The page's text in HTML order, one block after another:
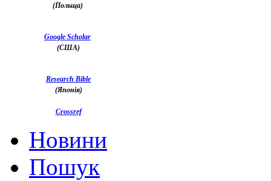
(Польща)
Google Scholar
(США)
Research Bible
(Японія)
Crossref
Новини
Пошук